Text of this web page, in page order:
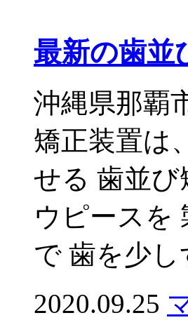
最新の歯並
沖縄県那覇
矯正装置は
せる 歯並
ウピースを
で 歯を少
2020.09.25